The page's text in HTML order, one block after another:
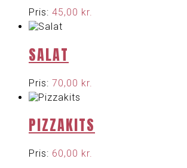
Pris: 45,00 kr.
SALAT
Pris: 70,00 kr.
PIZZAKITS
Pris: 60,00 kr.